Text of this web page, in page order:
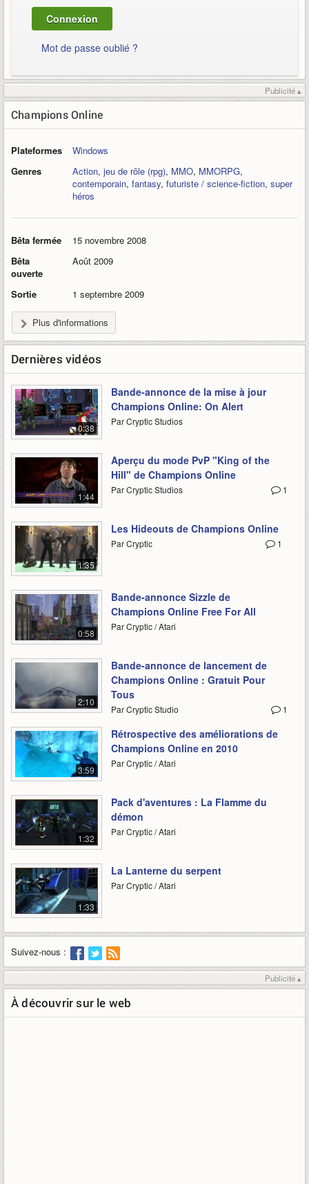
Mot de passe oublié ?
Publicité ▴
Champions Online
Plateformes
Windows
Genres
Action, jeu de rôle (rpg), MMO, MMORPG,
contemporain, fantasy, futuriste / science-fiction, super
héros
Bêta fermée
15 novembre 2008
Bêta
ouverte
Août 2009
Sortie 1 septembre 2009
Plus d'informations
Dernières vidéos
0:38
Bande-annonce de la mise à jour
Champions Online: On Alert
Par Cryptic Studios
1:44
Aperçu du mode PvP "King of the
Hill" de Champions Online
1
Par Cryptic Studios
1:35
Les Hideouts de Champions Online
1
Par Cryptic
0:58
Bande-annonce Sizzle de
Champions Online Free For All
Par Cryptic / Atari
2:10
Bande-annonce de lancement de
Champions Online : Gratuit Pour
Tous
1
Par Cryptic Studio
3:59
Rétrospective des améliorations de
Champions Online en 2010
Par Cryptic / Atari
1:32
Pack d'aventures : La Flamme du
démon
Par Cryptic / Atari
1:33
La Lanterne du serpent
Par Cryptic / Atari
Suivez-nous :
Publicité ▴
À découvrir sur le web